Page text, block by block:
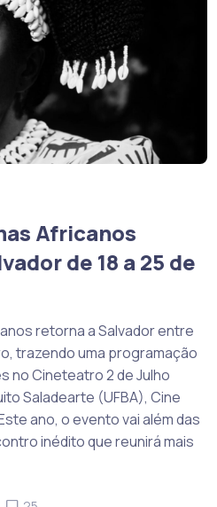
Africanos
de 18 a 25 de
retorna a Salvador entre
trazendo uma programação
no Cineteatro 2 de Julho
Saladearte (UFBA), Cine
ano, o evento vai além das
inédito que reunirá mais